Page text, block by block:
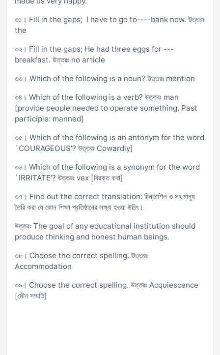
৩১। Fill in the gaps; I have to go to----bank now. উত্তরঃ
the
৩২। Fill in the gaps; He had three eggs for ---
breakfast. উত্তরঃ no article
৩৩। Which of the following is a noun? উত্তরঃ mention
৩৪। Which of the following is a verb? উত্তরঃ man
[provide people needed to operate something, Past
participle: manned]
৩৫। Which of the following is an antonym for the word
`COURAGEOUS’? উত্তরঃ Cowardly]
৩৬। Which of the following is a synonym for the word
`IRRITATE’? উত্তরঃ vex [বিরক্ত করা]
৩৭। Find out the correct translation: চিন্তাশিল ও সৎ মানুষ
তৈরি করা যে কোন শিক্ষা প্রতিষ্ঠানের লক্ষ্য হওয়া উচিৎ।
উত্তরঃ The goal of any educational institution should
produce thinking and honest human beings.
৩৮। Choose the correct spelling. উত্তরঃ
Accommodation
৩৯। Choose the correct spelling. উত্তরঃ Acquiescence
[মৌন সম্মতি]